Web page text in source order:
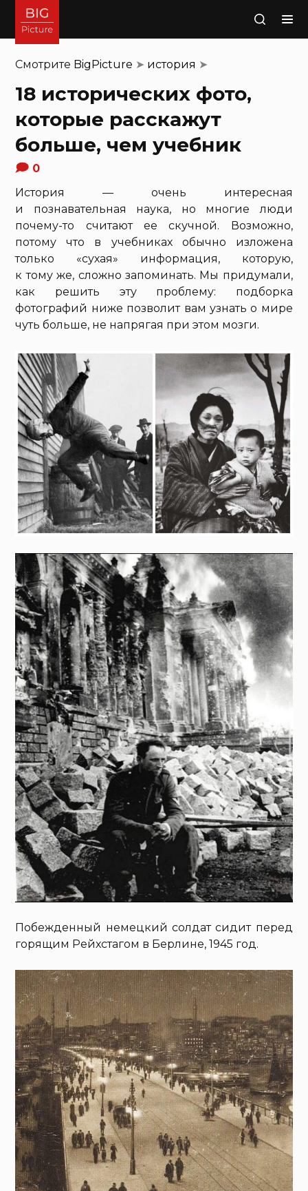
Поиск
Смотрите BigPicture ➤ история ➤
18 исторических фото,
которые расскажут
больше, чем учебник
0
История — очень интересная
и познавательная наука, но многие люди
почему-то считают ее скучной. Возможно,
потому что в учебниках обычно изложена
только «сухая» информация, которую,
к тому же, сложно запоминать. Мы придумали,
как решить эту проблему: подборка
фотографий ниже позволит вам узнать о мире
чуть больше, не напрягая при этом мозги.
Побежденный немецкий солдат сидит перед
горящим Рейхстагом в Берлине, 1945 год.